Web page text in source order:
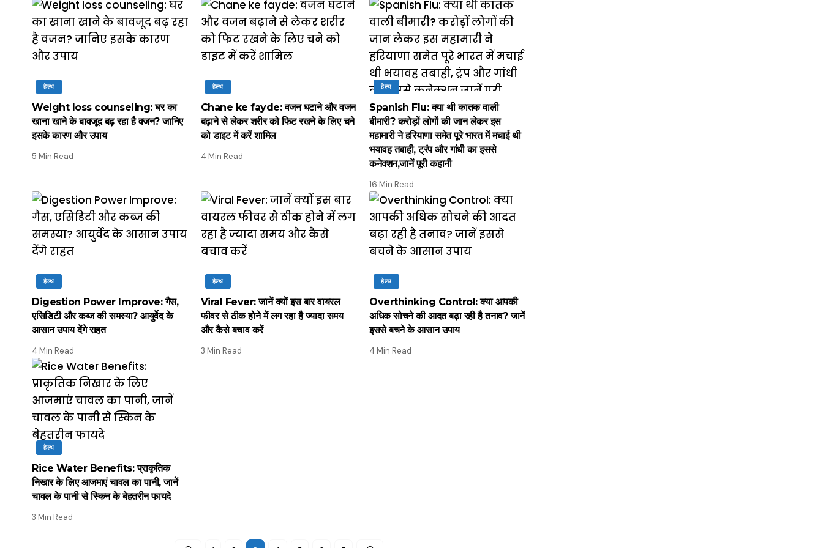
हेल्थ
Weight loss counseling: घर का
खाना खाने के बावजूद बढ़ रहा है वजन? जानिए
इसके कारण और उपाय
5 Min Read
हेल्थ
Chane ke fayde: वजन घटाने और वजन
बढ़ाने से लेकर शरीर को फिट रखने के लिए चने
को डाइट में करें शामिल
4 Min Read
हेल्थ
Spanish Flu: क्या थी कातक वाली
बीमारी? करोड़ों लोगों की जान लेकर इस
महामारी ने हरियाणा समेत पूरे भारत में मचाई थी
भयावह तबाही, ट्रंप और गांधी का इससे
कनेक्शन,जानें पूरी कहानी
16 Min Read
हेल्थ
Digestion Power Improve: गैस,
एसिडिटी और कब्ज की समस्या? आयुर्वेद के
आसान उपाय देंगे राहत
4 Min Read
हेल्थ
Viral Fever: जानें क्यों इस बार वायरल
फीवर से ठीक होने में लग रहा है ज्यादा समय
और कैसे बचाव करें
3 Min Read
हेल्थ
Overthinking Control: क्या आपकी
अधिक सोचने की आदत बढ़ा रही है तनाव? जानें
इससे बचने के आसान उपाय
4 Min Read
हेल्थ
Rice Water Benefits: प्राकृतिक
निखार के लिए आजमाएं चावल का पानी, जानें
चावल के पानी से स्किन के बेहतरीन फायदे
3 Min Read